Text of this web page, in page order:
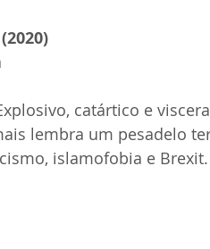
catártico e
lembra um pesadelo
islamofobia e Brexit.